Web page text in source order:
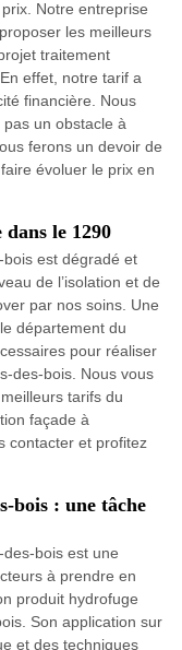
Notre entreprise
les meilleurs
traitement
effet, notre tarif a
financière. Nous
un obstacle à
ferons un devoir de
évoluer le prix en
le 1290
bois est dégradé et
de l’isolation et de
par nos soins. Une
département du
pour réaliser
des-bois. Nous vous
tarifs du
façade à
contacter et profitez
bois : une tâche
des-bois est une
à prendre en
produit hydrofuge
Son application sur
et des techniques